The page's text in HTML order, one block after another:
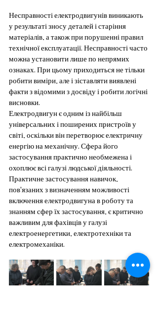
Несправності електродвигунів виникають
у результаті зносу деталей і старіння
матеріалів, а також при порушенні правил
технічної експлуатації. Несправності часто
можна установити лише по непрямих
ознаках. При цьому приходиться не тільки
робити виміри, але і зіставляти виявлені
факти з відомими з досвіду і робити логічні
висновки.
Електродвигун є одним із найбільш
універсальних і поширених пристроїв у
світі, оскільки він перетворює електричну
енергію на механічну. Сфера його
застосування практично необмежена і
охоплює всі галузі людської діяльності.
Практичне застосування навичок,
пов'язаних з визначенням можливості
включення електродвигуна в роботу та
знанням сфер їх застосування, є критично
важливим для фахівців у галузі
електроенергетики, електротехніки та
електромеханіки.